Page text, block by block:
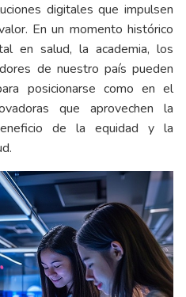
digitales que impulsen
En un momento histórico
en salud, la academia, los
de nuestro país pueden
posicionarse como en el
que aprovechen la
de la equidad y la